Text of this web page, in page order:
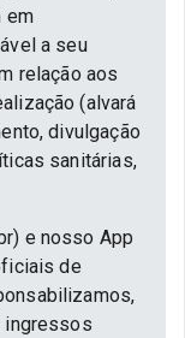
em
a seu
relação aos
(alvará
divulgação
sanitárias,
e nosso App
de
ingressos